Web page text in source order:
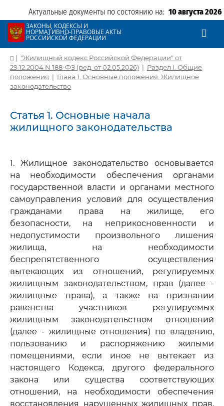
Актуальные документы по состоянию на: 10 августа 2026
ЗАКОНЫ, КОДЕКСЫ И
НОРМАТИВНО-ПРАВОВЫЕ АКТЫ
РОССИЙСКОЙ ФЕДЕРАЦИИ
| "Жилищный кодекс Российской Федерации" от
29.12.2004 N 188-ФЗ (ред. от 02.05.2026) | Раздел I. Общие
положения | Глава 1. Основные положения. Жилищное
законодательство
Статья 1. Основные начала
жилищного законодательства
1. Жилищное законодательство основывается
на необходимости обеспечения органами
государственной власти и органами местного
самоуправления условий для осуществления
гражданами права на жилище, его
безопасности, на неприкосновенности и
недопустимости произвольного лишения
жилища, на необходимости
беспрепятственного осуществления
вытекающих из отношений, регулируемых
жилищным законодательством, прав (далее -
жилищные права), а также на признании
равенства участников регулируемых
жилищным законодательством отношений
(далее - жилищные отношения) по владению,
пользованию и распоряжению жилыми
помещениями, если иное не вытекает из
настоящего Кодекса, другого федерального
закона или существа соответствующих
отношений, на необходимости обеспечения
восстановления нарушенных жилищных прав,